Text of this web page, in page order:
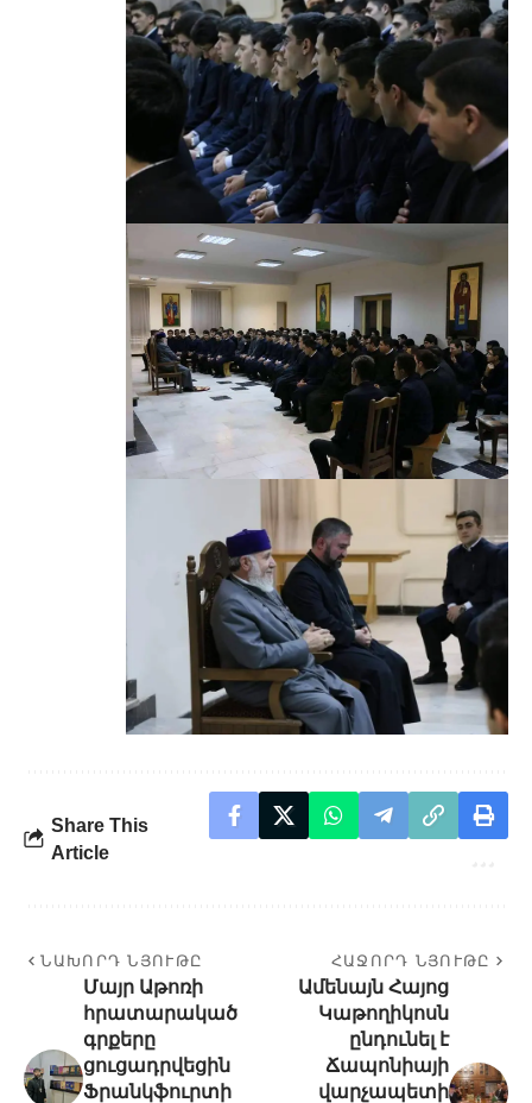
Share This
Article
ՆԱԽՈՐԴ ՆՅՈՒԹԸ
Մայր Աթոռի
հրատարակած
գրքերը
ցուցադրվեցին
Ֆրանկֆուրտի
ՀԱՋՈՐԴ ՆՅՈՒԹԸ
Ամենայն Հայոց
Կաթողիկոսն
ընդունել է
Ճապոնիայի
վարչապետի